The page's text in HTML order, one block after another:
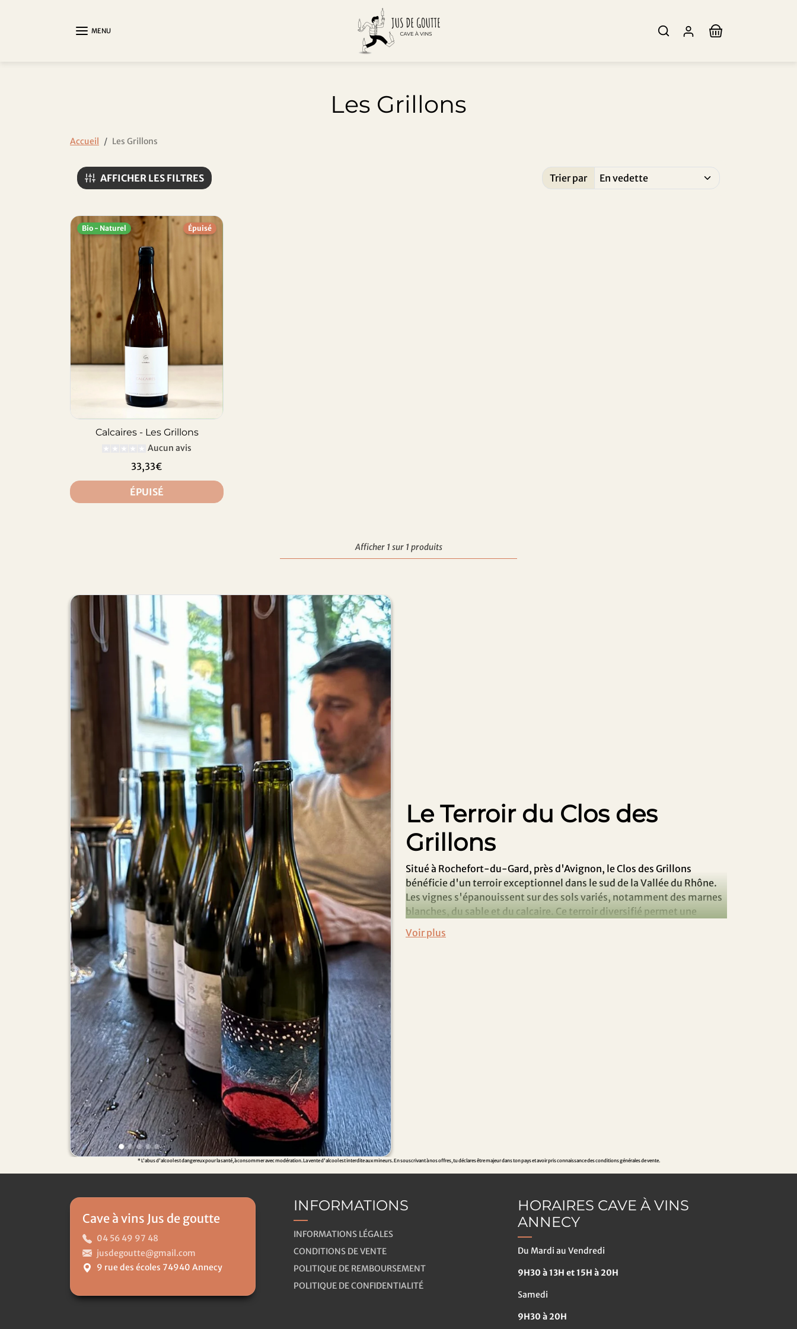
MENU
Les Grillons
Accueil Les Grillons
AFFICHER LES FILTRES Trier par
Trié par:
Bio - Naturel Épuisé
Calcaires - Les Grillons
Aucun avis
33,33€
ÉPUISÉ
Afficher 1 sur 1 produits
Le Terroir du Clos des
Grillons
Situé à Rochefort-du-Gard, près d'Avignon, le Clos des Grillons
bénéficie d'un terroir exceptionnel dans le sud de la Vallée du Rhône.
Les vignes s'épanouissent sur des sols variés, notamment des marnes
blanches, du sable et du calcaire. Ce terroir diversifié permet une
expression riche et authentique des cépages locaux.
* L'abus d'alcool est dangereux pour la santé, à consommer avec modération. La vente d'alcool est interdite aux mineurs. En souscrivant à nos offres, tu déclares être majeur dans ton pays et avoir pris connaissance des conditions générales de vente.
Cave à vins Jus de goutte
04 56 49 97 48
jusdegoutte@gmail.com
9 rue des écoles 74940 Annecy
INFORMATIONS
INFORMATIONS LÉGALES
CONDITIONS DE VENTE
POLITIQUE DE REMBOURSEMENT
POLITIQUE DE CONFIDENTIALITÉ
HORAIRES CAVE À VINS
ANNECY
Du Mardi au Vendredi
9H30 à 13H et 15H à 20H
Samedi
9H30 à 20H